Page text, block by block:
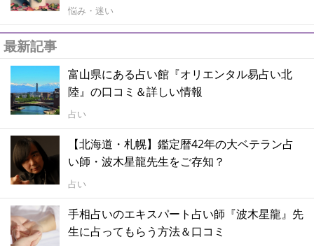
悩み・迷い
最新記事
富山県にある占い館『オリエンタル易占い北
陸』の口コミ＆詳しい情報
占い
【北海道・札幌】鑑定暦42年の大ベテラン占
い師・波木星龍先生をご存知？
占い
手相占いのエキスパート占い師『波木星龍』先
生に占ってもらう方法＆口コミ